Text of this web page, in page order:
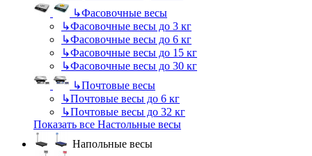
↳Фасовочные весы
↳Фасовочные весы до 3 кг
↳Фасовочные весы до 6 кг
↳Фасовочные весы до 15 кг
↳Фасовочные весы до 30 кг
↳Почтовые весы
↳Почтовые весы до 6 кг
↳Почтовые весы до 32 кг
Показать все Настольные весы
Напольные весы